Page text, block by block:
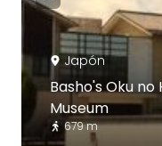
Japón
Basho's Oku
Museum
679 m